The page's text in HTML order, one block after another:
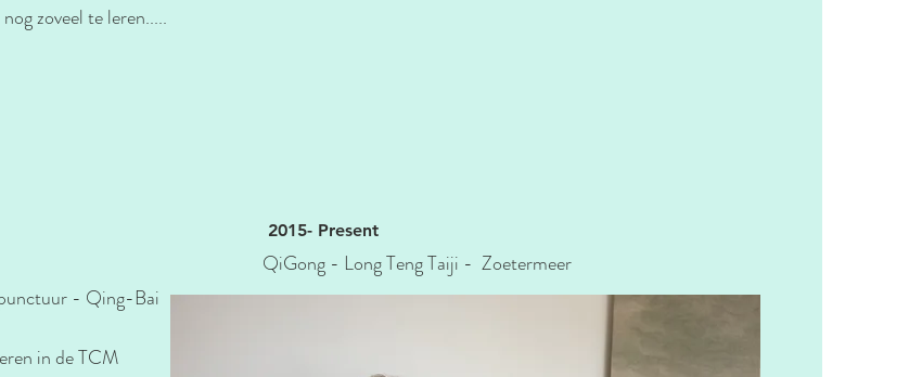
zoveel te leren.....
- Qing-Bai
in de TCM
2015- Present
QiGong - Long Teng Taiji - Zoetermeer